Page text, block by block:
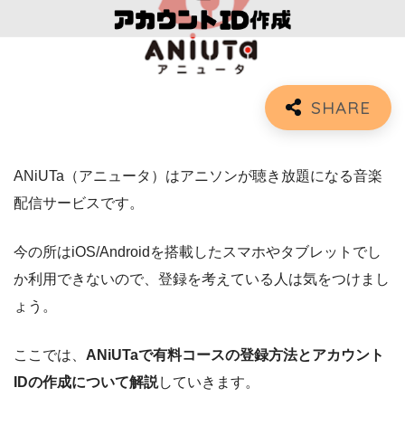
ANiUTa（アニュータ）はアニソンが聴き放題になる音楽
配信サービスです。
今の所はiOS/Androidを搭載したスマホやタブレットでし
か利用できないので、登録を考えている人は気をつけまし
ょう。
ここでは、 ANiUTaで有料コースの登録方法とアカウント
IDの作成について解説していきます。